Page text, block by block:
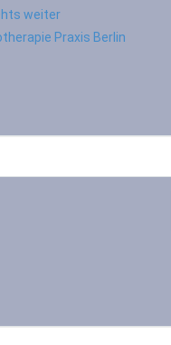
weiter
Praxis Berlin